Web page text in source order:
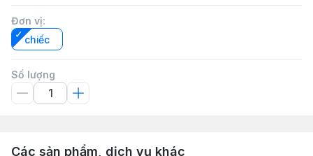
Đơn vị:
chiếc
Số lượng
Các sản phẩm, dịch vụ khác